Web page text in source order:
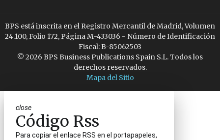
BPS está inscrita en el Registro Mercantil de Madrid, Volumen
24.100, Folio 172, Página M-433036 - Número de Identificación
Fiscal: B-85062503
© 2026 BPS Business Publications Spain S.L. Todos los
derechos reservados.
Mapa del Sitio
close
Código Rss
Para copiar el enlace RSS en el portapapeles,